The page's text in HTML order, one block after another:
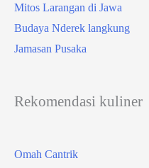
Mitos Larangan di Jawa
Budaya Nderek langkung
Jamasan Pusaka
Rekomendasi kuliner
Omah Cantrik